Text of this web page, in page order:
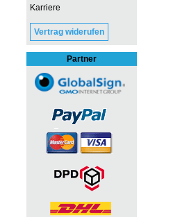
Karriere
Vertrag widerufen
Partner